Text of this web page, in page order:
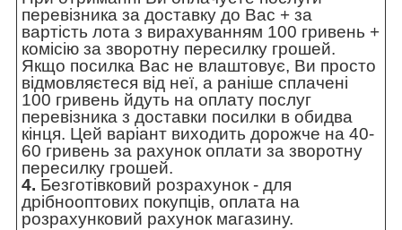
перевізника за доставку до Вас + за
вартість лота з вирахуванням 100 гривень +
комісію за зворотну пересилку грошей.
Якщо посилка Вас не влаштовує, Ви просто
відмовляєтеся від неї, а раніше сплачені
100 гривень йдуть на оплату послуг
перевізника з доставки посилки в обидва
кінця. Цей варіант виходить дорожче на 40-
60 гривень за рахунок оплати за зворотну
пересилку грошей.
4. Безготівковий розрахунок - для
дрібнооптових покупців, оплата на
розрахунковий рахунок магазину.